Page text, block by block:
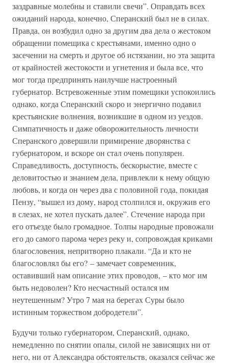
заздравные молебны и ставили свечи”. Оправдать всех
ожиданий народа, конечно, Сперанский был не в силах.
Правда, он возбудил одно за другим два дела о жестоком
обращении помещика с крестьянами, именно одно о
засечении на смерть и другое об истязании, но эта защита
от крайностей жестокости и угнетения и была все, что
мог тогда предпринять наилучше настроенный
губернатор. Встревоженные этим помещики успокоились
однако, когда Сперанский скоро и энергично подавил
крестьянские волнения, возникшие в одном из уездов.
Симпатичность и даже обворожительность личности
Сперанского довершили примирение дворянства с
губернатором, и вскоре он стал очень популярен.
Справедливость, доступность, бескорыстие, вместе с
деловитостью и знанием дела, привлекли к нему общую
любовь, и когда он через два с половиной года, покидая
Пензу, “вышел из дому, народ столпился и, окружив его
в слезах, не хотел пускать далее”. Стечение народа при
его отъезде было громадное. Толпы народные провожали
его до самого парома через реку и, сопровождая криками
благословения, непритворно плакали. “Да и кто не
благословлял бы его? – замечает современник,
оставивший нам описание этих проводов, – кто мог им
быть недоволен? Кто несчастный остался им
неутешенным? Утро 7 мая на берегах Суры было
истинным торжеством добродетели”.
Будучи только губернатором, Сперанский, однако,
немедленно по снятии опалы, силой не зависящих ни от
него, ни от Александра обстоятельств, оказался сейчас же